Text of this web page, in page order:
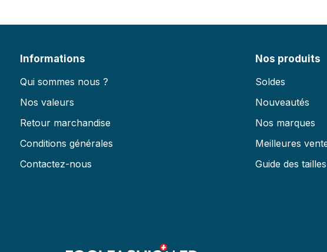
Informations
Qui sommes nous ?
Nos valeurs
Retour marchandise
Conditions générales
Contactez-nous
Nos produits
Soldes
Nouveautés
Nos marques
Meilleures
Guide des tailles